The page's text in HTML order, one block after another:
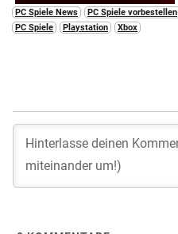
PC Spiele News PC Spiele vorbestellen
PC Spiele
Playstation Xbox